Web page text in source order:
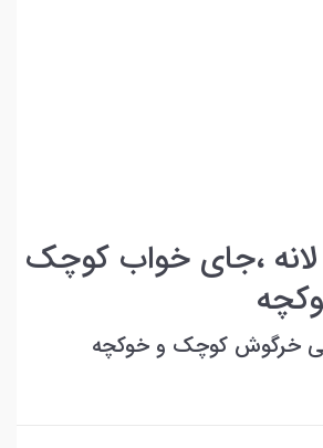
،جای خواب کوچک
خرگوش کوچک و خوکچه